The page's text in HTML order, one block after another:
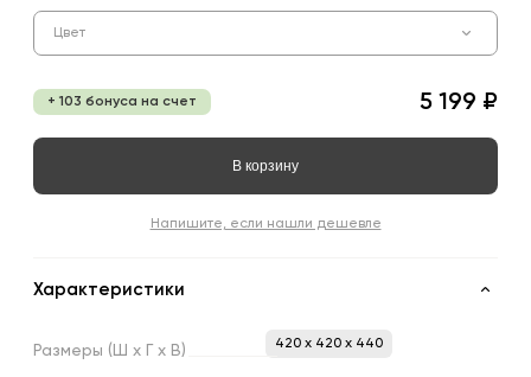
Цвет
+ 103 бонуса на счет 5 199 ₽
В корзину
Напишите, если нашли дешевле
Характеристики
Размеры (Ш х х В) 420 x 420 x 440